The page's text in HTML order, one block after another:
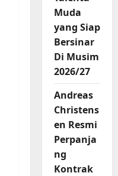
Muda
yang Siap
Bersinar
Di Musim
2026/27
Andreas
Christens
en Resmi
Perpanja
ng
Kontrak